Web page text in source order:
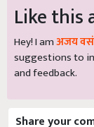
Like this
Hey! I amअजय
suggestions to
and feedback.
Share your